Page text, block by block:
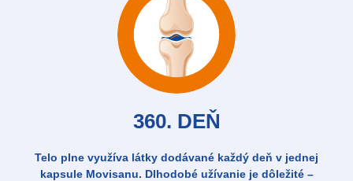
360. DEŇ
Telo plne využíva látky dodávané každý deň v jednej
kapsule Movisanu. Dlhodobé užívanie je dôležité –